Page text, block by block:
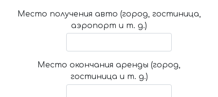
Место получения авто (город, гостиница,
аэропорт и т. д.)
Место окончания аренды (город,
гостиница и т. д.)